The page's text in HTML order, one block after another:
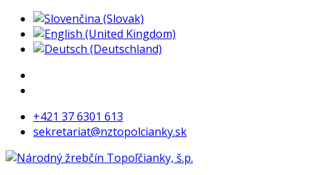
+421 37 6301 613
sekretariat@nztopolcianky.sk